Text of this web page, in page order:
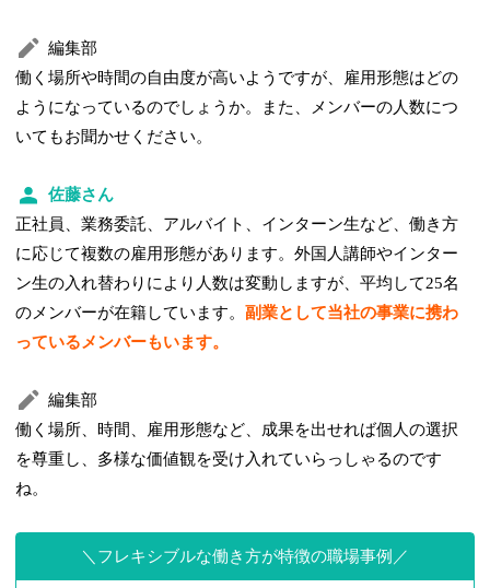
編集部
働く場所や時間の自由度が高いようですが、雇用形態はどの
ようになっているのでしょうか。また、メンバーの人数につ
いてもお聞かせください。
佐藤さん
正社員、業務委託、アルバイト、インターン生など、働き方
に応じて複数の雇用形態があります。外国人講師やインター
ン生の入れ替わりにより人数は変動しますが、平均して25名
のメンバーが在籍しています。副業として当社の事業に携わ
っているメンバーもいます。
編集部
働く場所、時間、雇用形態など、成果を出せれば個人の選択
を尊重し、多様な価値観を受け入れていらっしゃるのです
ね。
フレキシブルな働き方が特徴の職場事例